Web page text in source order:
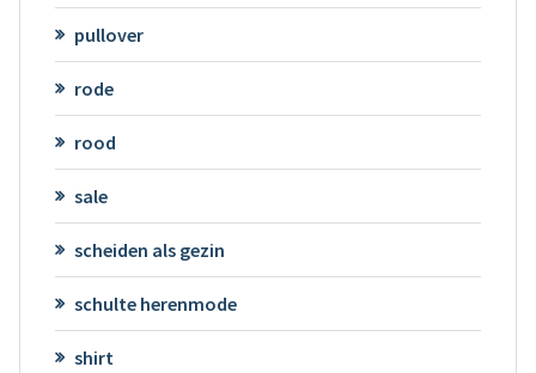
pullover
rode
rood
sale
scheiden als gezin
schulte herenmode
shirt